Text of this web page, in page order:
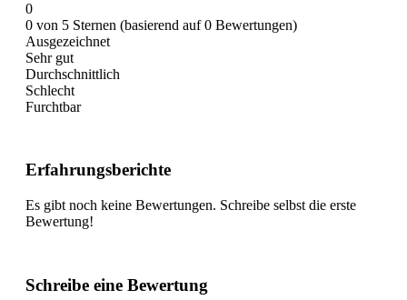
0
0 von 5 Sternen (basierend auf 0 Bewertungen)
Ausgezeichnet
Sehr gut
Durchschnittlich
Schlecht
Furchtbar
Erfahrungsberichte
Es gibt noch keine Bewertungen. Schreibe selbst die erste
Bewertung!
Schreibe eine Bewertung